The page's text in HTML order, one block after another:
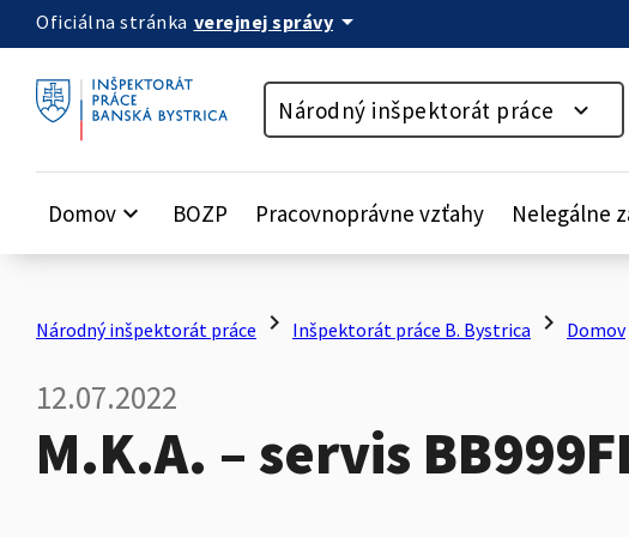
Preskočiť na obsah
Oficiálna stránka verejnej správy arrow_drop_down
Národný inšpektorát práce
Domov keyboard_arrow_down BOZP Pracovnoprávne vzťahy Nelegálne
Národný inšpektorát práce chevron_right Inšpektorát práce B. Bystrica chevron_right Domov
12.07.2022
M.K.A. – servis